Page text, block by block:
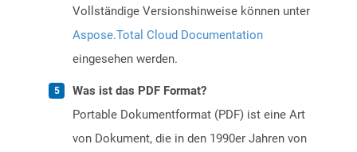
Vollständige Versionshinweise können unter
Aspose.Total Cloud Documentation
eingesehen werden.
Was ist das PDF Format?
Portable Dokumentformat (PDF) ist eine Art
von Dokument, die in den 1990er Jahren von